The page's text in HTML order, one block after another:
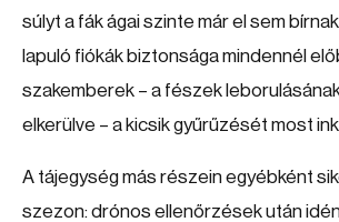
súlyt a fák ágai szinte már el sem
lapuló fiókák biztonsága mindennél
szakemberek – a fészek
elkerülve – a kicsik gyűrűzését most
A tájegység más részein egyébként
szezon: drónos ellenőrzések után